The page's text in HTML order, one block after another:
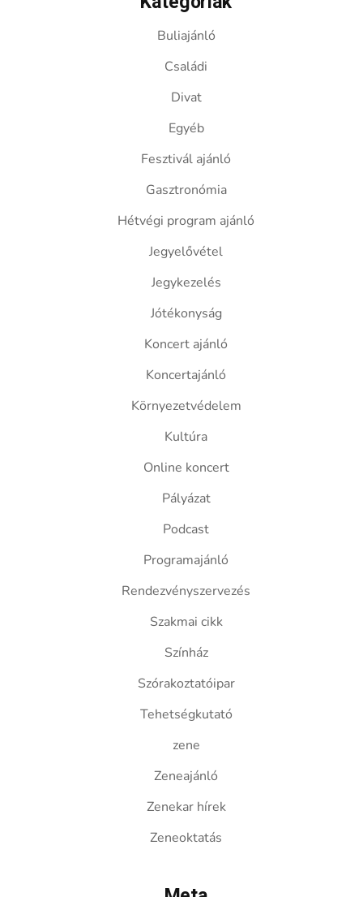
Buliajánló
Családi
Divat
Egyéb
Fesztivál ajánló
Gasztronómia
Hétvégi program ajánló
Jegyelővétel
Jegykezelés
Jótékonyság
Koncert ajánló
Koncertajánló
Környezetvédelem
Kultúra
Online koncert
Pályázat
Podcast
Programajánló
Rendezvényszervezés
Szakmai cikk
Színház
Szórakoztatóipar
Tehetségkutató
zene
Zeneajánló
Zenekar hírek
Zeneoktatás